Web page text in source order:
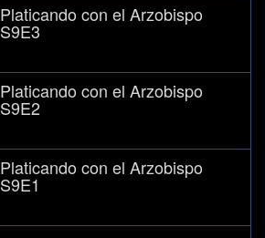
Platicando con el Arzobispo
S9E3
Platicando con el Arzobispo
S9E2
Platicando con el Arzobispo
S9E1